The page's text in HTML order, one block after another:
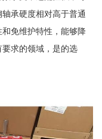
承硬度相对高于普通
免维护特性，能够降
求的领域，是的选